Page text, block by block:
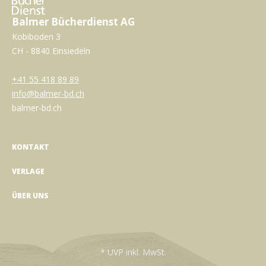
Balmer Bücherdienst AG
Kobiboden 3
CH - 8840 Einsiedeln
+41 55 418 89 89
info@balmer-bd.ch
balmer-bd.ch
KONTAKT
VERLAGE
ÜBER UNS
* UVP inkl. MwSt.